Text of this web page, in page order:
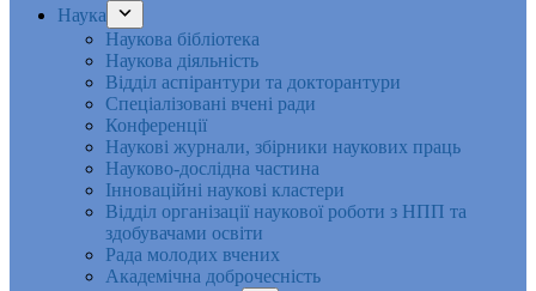
Наука
Наукова бібліотека
Наукова діяльність
Відділ аспірантури та докторантури
Спеціалізовані вчені ради
Конференції
Наукові журнали, збірники наукових праць
Науково-дослідна частина
Інноваційні наукові кластери
Відділ організації наукової роботи з НПП та
здобувачами освіти
Рада молодих вчених
Академічна доброчесність